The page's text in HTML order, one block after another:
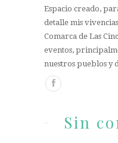
Espacio creado,
detalle mis
Comarca de Las
eventos,
nuestros pueblos y
Sin